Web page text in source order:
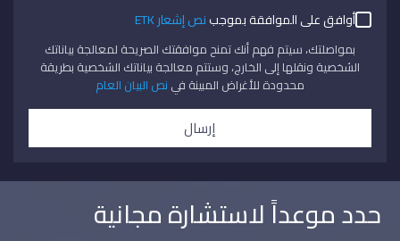
أوافق على الموافقة بموجبنص إشعار ETK
بمواصلتك، سيتم فهم أنك تمنح موافقتك الصريحة لمعالجة بياناتك
الشخصية ونقلها إلى الخارج، وستتم معالجة بياناتك الشخصية بطريقة
محدودة للأغراض المبينة في نص البيان العام
إرسال
حدد موعداً لاستشارة مجانية